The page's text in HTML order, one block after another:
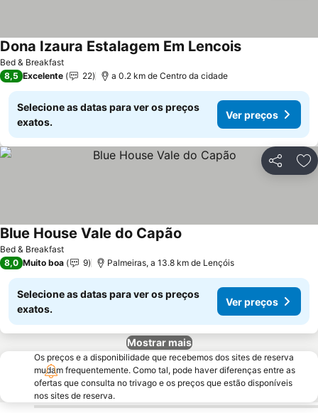
Bed & Breakfast
Dona Izaura Estalagem Em Lencois
8,5 Excelente 22 a 0.2 km de Centro da cidade
Selecione as datas para ver os preços
exatos.
Ver preços
Partilhar
Bed & Breakfast
Blue House Vale do Capão
8,0 Muito boa 9 Palmeiras, a 13.8 km de Lençóis
Selecione as datas para ver os preços
exatos.
Ver preços
Mostrar mais
Os preços e a disponibilidade que recebemos dos sites de reserva
mudam frequentemente. Como tal, pode haver diferenças entre as
ofertas que consulta no trivago e os preços que estão disponíveis
nos sites de reserva.